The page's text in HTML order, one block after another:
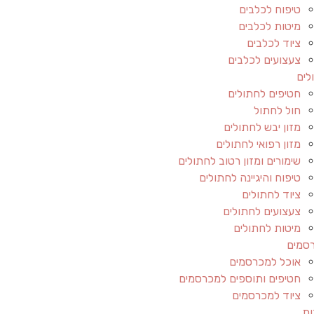
טיפוח לכלבים
מיטות לכלבים
ציוד לכלבים
צעצועים לכלבים
חטיפים לחתולים
חול לחתול
מזון יבש לחתולים
מזון רפואי לחתולים
שימורים ומזון רטוב לחתולים
טיפוח והיגיינה לחתולים
ציוד לחתולים
צעצועים לחתולים
מיטות לחתולים
אוכל למכרסמים
חטיפים ותוספים למכרסמים
ציוד למכרסמים